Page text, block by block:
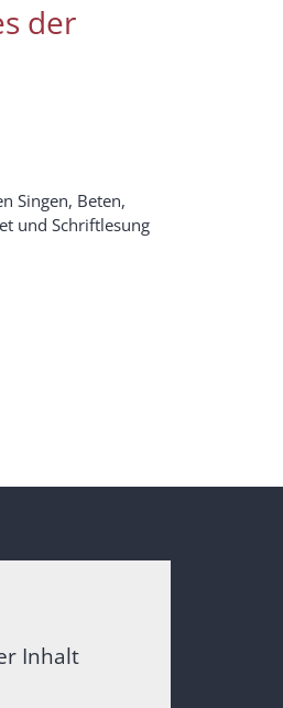
der
Singen, Beten,
und Schriftlesung
Inhalt